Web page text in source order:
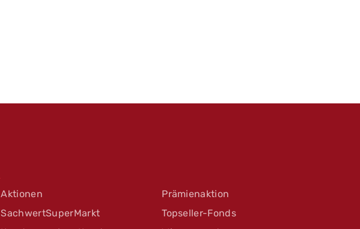
Aktionen
Prämienaktion
SachwertSuperMarkt
Topseller-Fonds